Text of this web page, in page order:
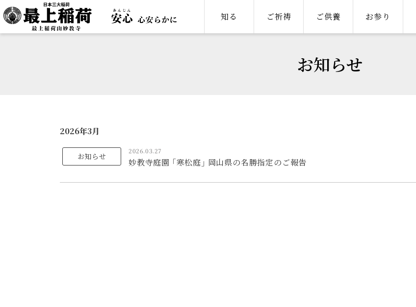
知る ご祈祷 ご供養 お参り
お知らせ
2026年3月
お知らせ
2026.03.27
妙教寺庭園 ｢寒松庭｣ 岡山県の名勝指定のご報告